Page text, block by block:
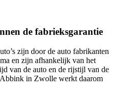
de fabrieksgarantie
zijn door de auto fabrikanten
en zijn afhankelijk van het
van de auto en de rijstijl van de
in Zwolle werkt daarom